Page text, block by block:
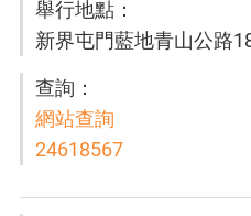
新界屯門藍地青山公路
網站查詢
24618567